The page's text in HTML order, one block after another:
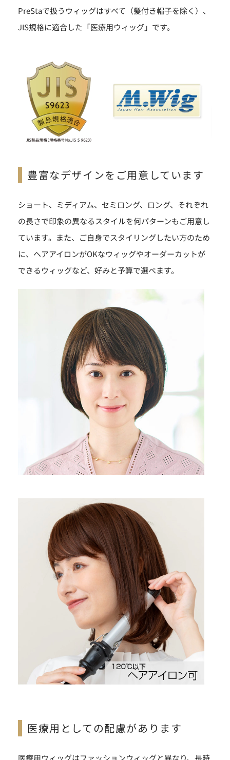
PreStaで扱うウィッグはすべて（髪付き帽子を除く）、
JIS規格に適合した「医療用ウィッグ」です。
豊富なデザインをご用意しています
ショート、ミディアム、セミロング、ロング、それぞれ
の長さで印象の異なるスタイルを何パターンもご用意し
ています。また、ご自身でスタイリングしたい方のため
に、ヘアアイロンがOKなウィッグやオーダーカットが
できるウィッグなど、好みと予算で選べます。
医療用としての配慮があります